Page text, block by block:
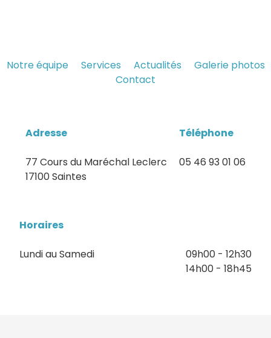
Notre équipe Services Actualités
Galerie photos
Contact
Adresse
77 Cours du Maréchal Leclerc
17100 Saintes
Téléphone
05 46 93 01 06
Horaires
Lundi au Samedi
09h00 - 12h30
14h00 - 18h45